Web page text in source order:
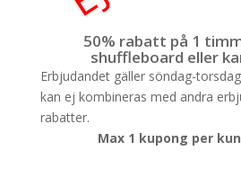
50% rabatt på 1
shuffleboard eller
Erbjudandet gäller söndag-
kan ej kombineras med andra
rabatter.
Max 1 kupong per